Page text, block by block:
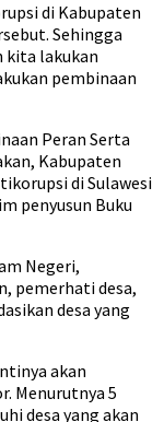
di Kabupaten
Sehingga
kita lakukan
pembinaan
Peran Serta
Kabupaten
di Sulawesi
penyusun Buku
Negeri,
pemerhati desa,
desa yang
akan
Menurutnya 5
desa yang akan